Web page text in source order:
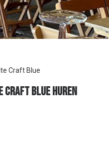
Craft Blue
Craft Blue huren